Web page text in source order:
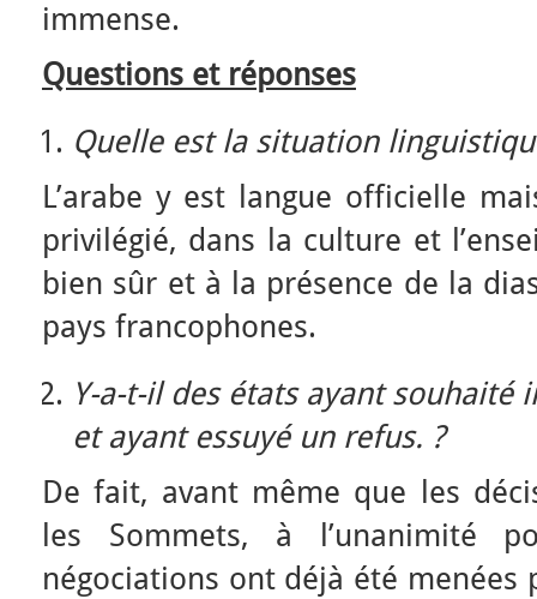
immense.
Questions et réponses
Quelle est la situation
L’arabe y est langue officielle
privilégié, dans la culture et
bien sûr et à la présence de la
pays francophones.
Y-a-t-il des états ayant souhaité
et ayant essuyé un refus. ?
De fait, avant même que les
les Sommets, à l’unanimité
négociations ont déjà été menées